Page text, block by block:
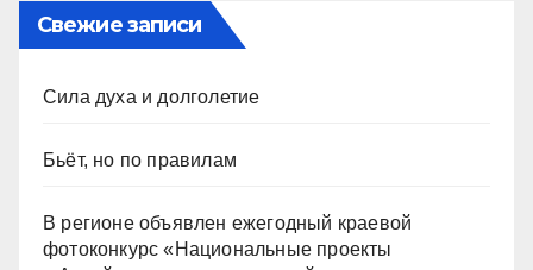
Свежие записи
Сила духа и долголетие
Бьёт, но по правилам
В регионе объявлен ежегодный краевой
фотоконкурс «Национальные проекты